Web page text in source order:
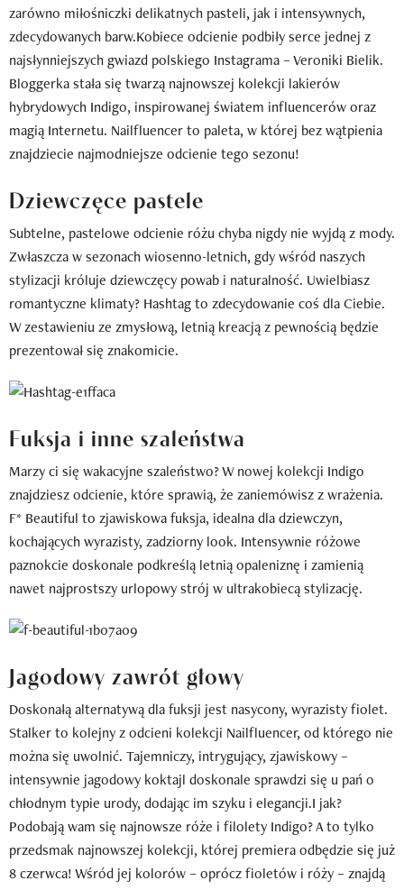
zarówno miłośniczki delikatnych pasteli, jak i intensywnych,
zdecydowanych barw.Kobiece odcienie podbiły serce jednej z
najsłynniejszych gwiazd polskiego Instagrama – Veroniki Bielik.
Bloggerka stała się twarzą najnowszej kolekcji lakierów
hybrydowych Indigo, inspirowanej światem influencerów oraz
magią Internetu. Nailfluencer to paleta, w której bez wątpienia
znajdziecie najmodniejsze odcienie tego sezonu!
Dziewczęce pastele
Subtelne, pastelowe odcienie różu chyba nigdy nie wyjdą z mody.
Zwłaszcza w sezonach wiosenno-letnich, gdy wśród naszych
stylizacji króluje dziewczęcy powab i naturalność. Uwielbiasz
romantyczne klimaty? Hashtag to zdecydowanie coś dla Ciebie.
W zestawieniu ze zmysłową, letnią kreacją z pewnością będzie
prezentował się znakomicie.
Fuksja i inne szaleństwa
Marzy ci się wakacyjne szaleństwo? W nowej kolekcji Indigo
znajdziesz odcienie, które sprawią, że zaniemówisz z wrażenia.
F* Beautiful to zjawiskowa fuksja, idealna dla dziewczyn,
kochających wyrazisty, zadziorny look. Intensywnie różowe
paznokcie doskonale podkreślą letnią opaleniznę i zamienią
nawet najprostszy urlopowy strój w ultrakobiecą stylizację.
Jagodowy zawrót głowy
Doskonałą alternatywą dla fuksji jest nasycony, wyrazisty fiolet.
Stalker to kolejny z odcieni kolekcji Nailfluencer, od którego nie
można się uwolnić. Tajemniczy, intrygujący, zjawiskowy –
intensywnie jagodowy koktajl doskonale sprawdzi się u pań o
chłodnym typie urody, dodając im szyku i elegancji.I jak?
Podobają wam się najnowsze róże i filolety Indigo? A to tylko
przedsmak najnowszej kolekcji, której premiera odbędzie się już
8 czerwca! Wśród jej kolorów – oprócz fioletów i róży – znajdą